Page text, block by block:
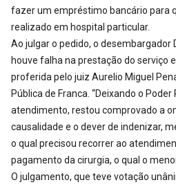
fazer um empréstimo bancário para
realizado em hospital particular.
Ao julgar o pedido, o desembargador
houve falha na prestação do serviço
proferida pelo juiz Aurelio Miguel
Pública de Franca. “Deixando o
atendimento, restou comprovado a
causalidade e o dever de indenizar,
o qual precisou recorrer ao
pagamento da cirurgia, o qual o
O julgamento, que teve votação